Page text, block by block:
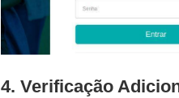
4. Verificação